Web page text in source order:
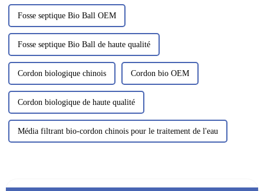
Fosse septique Bio Ball OEM
Fosse septique Bio Ball de haute qualité
Cordon biologique chinois Cordon bio OEM
Cordon biologique de haute qualité
Média filtrant bio-cordon chinois pour le traitement de l'eau